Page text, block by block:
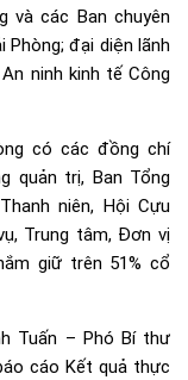
và các Ban chuyên
Phòng; đại diện lãnh
ninh kinh tế Công
có các đồng chí
quản trị, Ban Tổng
niên, Hội Cựu
Trung tâm, Đơn vị
giữ trên 51% cổ
Tuấn – Phó Bí thư
cáo Kết quả thực